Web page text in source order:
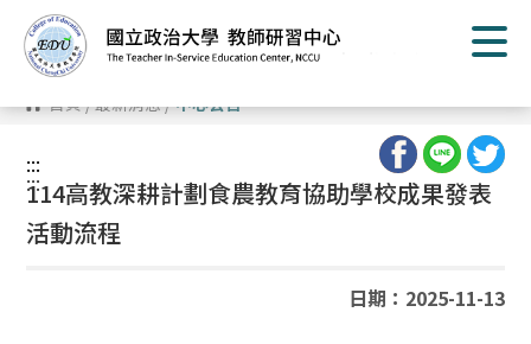
到
主
要
容 首頁/最新消息/中心公告
:::
:::
114高教深耕計劃食農教育協助學校成果發表
活動流程
日期：2025-11-13